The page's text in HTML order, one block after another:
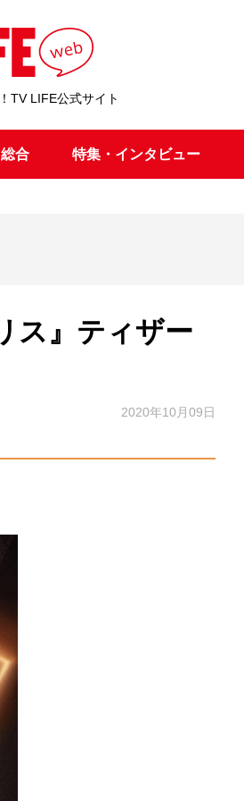
TV LIFE公式サイト
合 特集・インタビュー
ス』ティザー
2020年10月09日